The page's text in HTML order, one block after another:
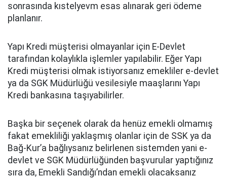
sonrasında kıstelyevm esas alınarak geri ödeme
planlanır.
Yapı Kredi müşterisi olmayanlar için E-Devlet
tarafından kolaylıkla işlemler yapılabilir. Eğer Yapı
Kredi müşterisi olmak istiyorsanız emekliler e-devlet
ya da SGK Müdürlüğü vesilesiyle maaşlarını Yapı
Kredi bankasına taşıyabilirler.
Başka bir seçenek olarak da henüz emekli olmamış
fakat emekliliği yaklaşmış olanlar için de SSK ya da
Bağ-Kur’a bağlıysanız belirlenen sistemden yani e-
devlet ve SGK Müdürlüğünden başvurular yaptığınız
sıra da, Emekli Sandığı’ndan emekli olacaksanız